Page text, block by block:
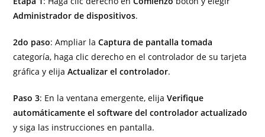
Administrador de dispositivos.
2do paso: Ampliar laCaptura de pantalla tomada
categoría, haga clic derecho en el controlador de su tarjeta
gráfica y elijaActualizar el controlador.
Paso 3: En la ventana emergente, elijaVerifique
automáticamente el software del controlador actualizado
y siga las instrucciones en pantalla.